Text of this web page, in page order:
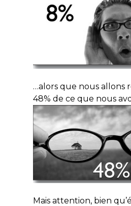
…alors que nous allons
48% de ce que nous
Mais attention, bien